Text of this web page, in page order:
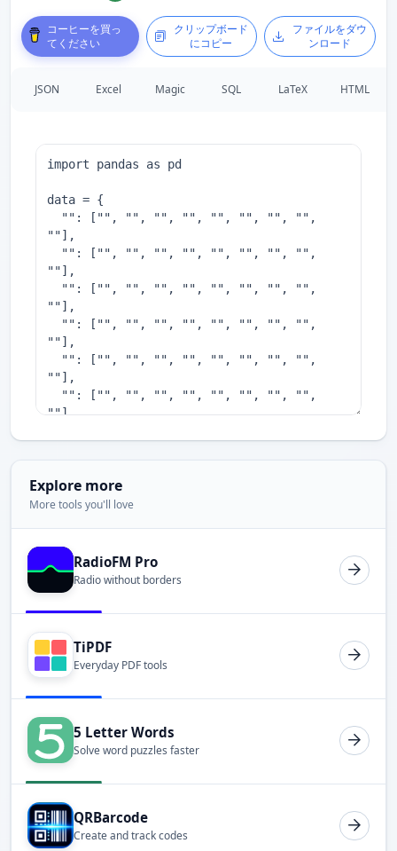
コーヒーを買っ
てください
クリップボード
にコピー
ファイルをダウ
ンロード
JSON Excel Magic SQL LaTeX HTML
Explore more
More tools you'll love
RadioFM Pro
Radio without borders
TiPDF
Everyday PDF tools
5 Letter Words
Solve word puzzles faster
QRBarcode
Create and track codes